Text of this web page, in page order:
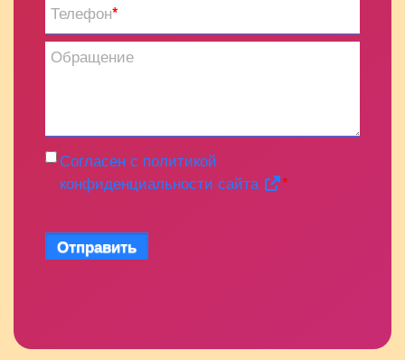
Телефон*
Обращение
Согласен с политикой
конфиденциальности сайта
*
Отправить